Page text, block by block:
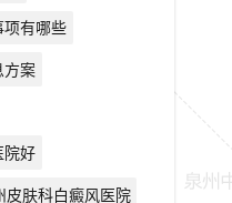
项有哪些
方案
院好
皮肤科白癜风医院